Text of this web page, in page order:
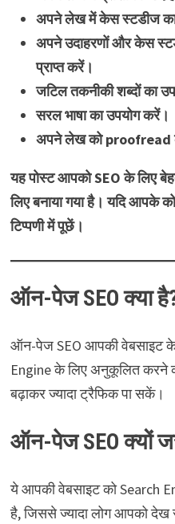
अपने लेख में केस स्टडीज
अपने उदाहरणों और केस
प्राप्त करें।
जटिल तकनीकी शब्दों का
सरल भाषा का उपयोग करें।
अपने लेख को proofread
यह पोस्ट आपको SEO के लिए
लिए बनाया गया है। यदि आपके
टिप्पणी में पूछें।
ऑन-पेज SEO क्या
ऑन-पेज SEO आपकी वेबसाइट के
Engine के लिए अनुकूलित करने
बढ़ाकर ज्यादा ट्रैफिक पा सकें।
ऑन-पेज SEO क्यों
ये आपकी वेबसाइट को Search
है, जिससे ज्यादा लोग आपको